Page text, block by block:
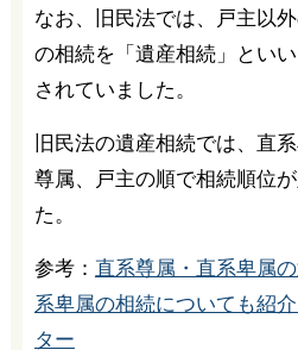
なお、旧民法では、戸主以
の相続を「遺産相続」とい
されていました。
旧民法の遺産相続では、直
尊属、戸主の順で相続順位
た。
参考： 直系尊属・直系卑属
系卑属の相続についても紹
ター